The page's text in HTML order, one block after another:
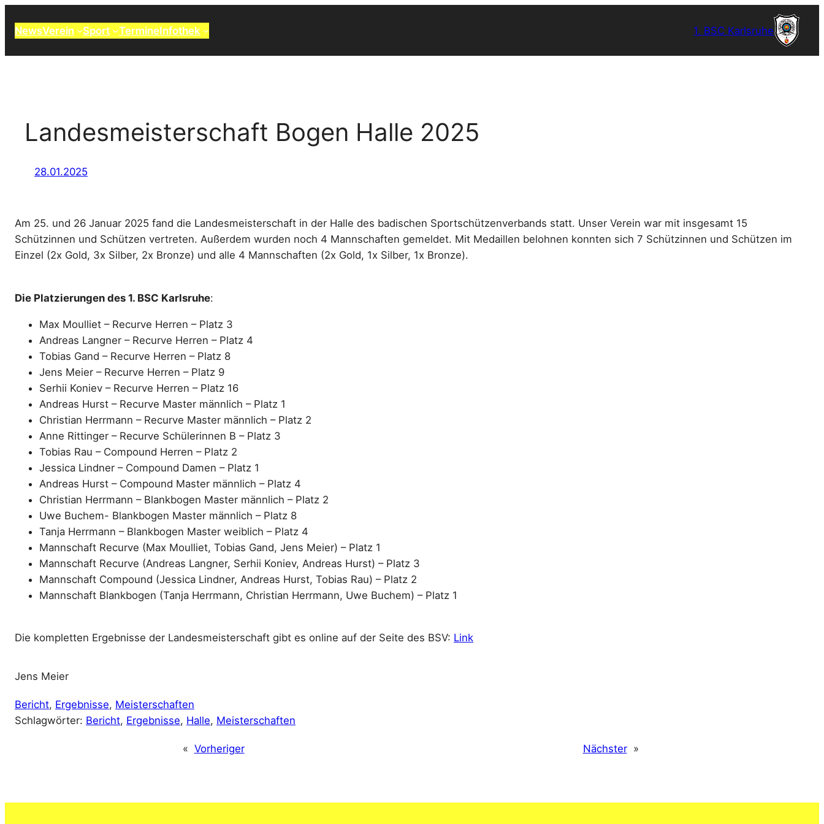
Inhalt
NewsVerein Sport TermineInfothek 1. BSC Karlsruhe
Landesmeisterschaft Bogen Halle 2025
28.01.2025
Am 25. und 26 Januar 2025 fand die Landesmeisterschaft in der Halle des badischen Sportschützenverbands statt. Unser Verein war mit insgesamt 15
Schützinnen und Schützen vertreten. Außerdem wurden noch 4 Mannschaften gemeldet. Mit Medaillen belohnen konnten sich 7 Schützinnen und Schützen im
Einzel (2x Gold, 3x Silber, 2x Bronze) und alle 4 Mannschaften (2x Gold, 1x Silber, 1x Bronze).
Die Platzierungen des 1. BSC Karlsruhe:
Max Moulliet – Recurve Herren – Platz 3
Andreas Langner – Recurve Herren – Platz 4
Tobias Gand – Recurve Herren – Platz 8
Jens Meier – Recurve Herren – Platz 9
Serhii Koniev – Recurve Herren – Platz 16
Andreas Hurst – Recurve Master männlich – Platz 1
Christian Herrmann – Recurve Master männlich – Platz 2
Anne Rittinger – Recurve Schülerinnen B – Platz 3
Tobias Rau – Compound Herren – Platz 2
Jessica Lindner – Compound Damen – Platz 1
Andreas Hurst – Compound Master männlich – Platz 4
Christian Herrmann – Blankbogen Master männlich – Platz 2
Uwe Buchem- Blankbogen Master männlich – Platz 8
Tanja Herrmann – Blankbogen Master weiblich – Platz 4
Mannschaft Recurve (Max Moulliet, Tobias Gand, Jens Meier) – Platz 1
Mannschaft Recurve (Andreas Langner, Serhii Koniev, Andreas Hurst) – Platz 3
Mannschaft Compound (Jessica Lindner, Andreas Hurst, Tobias Rau) – Platz 2
Mannschaft Blankbogen (Tanja Herrmann, Christian Herrmann, Uwe Buchem) – Platz 1
Die kompletten Ergebnisse der Landesmeisterschaft gibt es online auf der Seite des BSV: Link
Jens Meier
Bericht, Ergebnisse, Meisterschaften
Schlagwörter: Bericht, Ergebnisse, Halle, Meisterschaften
« Vorheriger Nächster »